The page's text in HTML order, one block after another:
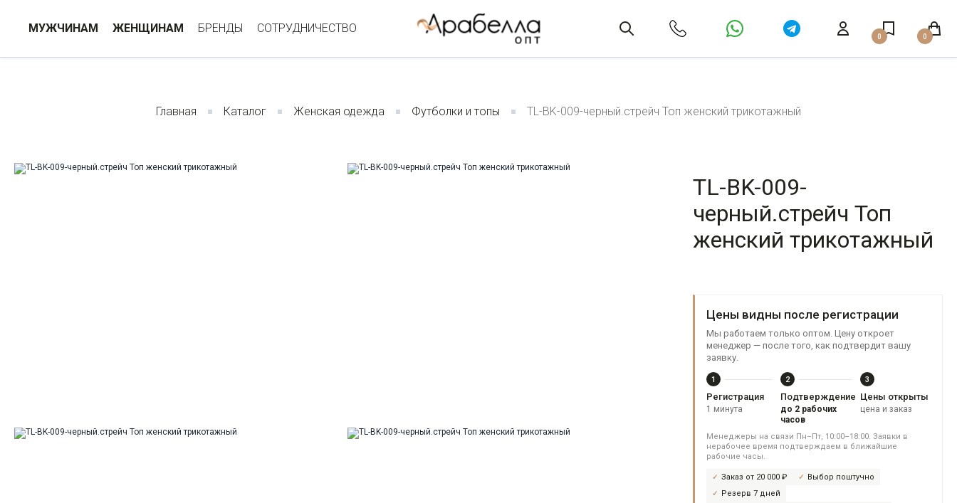
МУЖЧИНАМ ЖЕНЩИНАМ БРЕНДЫ СОТРУДНИЧЕСТВО
0 0
Главная Каталог Женская одежда Футболки и топы TL-BK-009-черный.стрейч Топ женский трикотажный
TL-BK-009-
черный.стрейч Топ
женский трикотажный
Цены видны после регистрации
Мы работаем только оптом. Цену откроет
менеджер — после того, как подтвердит вашу
заявку.
1
Регистрация
1 минута
2
Подтверждение
до 2 рабочих
часов
3
Цены открыты
цена и заказ
Менеджеры на связи Пн–Пт, 10:00–18:00. Заявки в
нерабочее время подтверждаем в ближайшие
рабочие часы.
Заказ от 20 000 ₽
Выбор поштучно
Резерв 7 дней